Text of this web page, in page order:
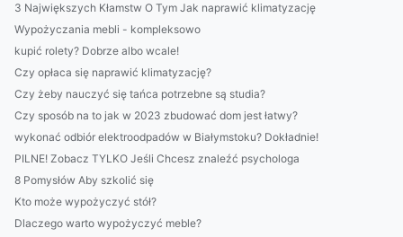
3 Największych Kłamstw O Tym Jak naprawić klimatyzację
Wypożyczania mebli - kompleksowo
kupić rolety? Dobrze albo wcale!
Czy opłaca się naprawić klimatyzację?
Czy żeby nauczyć się tańca potrzebne są studia?
Czy sposób na to jak w 2023 zbudować dom jest łatwy?
wykonać odbiór elektroodpadów w Białymstoku? Dokładnie!
PILNE! Zobacz TYLKO Jeśli Chcesz znaleźć psychologa
8 Pomysłów Aby szkolić się
Kto może wypożyczyć stół?
Dlaczego warto wypożyczyć meble?